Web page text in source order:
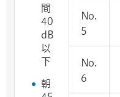
間
40
dB
以
下
朝
No.
5
No.
6